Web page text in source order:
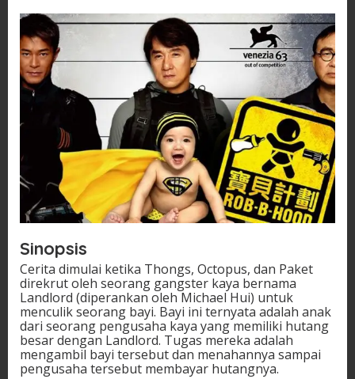
Sinopsis
Cerita dimulai ketika Thongs, Octopus, dan Paket
direkrut oleh seorang gangster kaya bernama
Landlord (diperankan oleh Michael Hui) untuk
menculik seorang bayi. Bayi ini ternyata adalah anak
dari seorang pengusaha kaya yang memiliki hutang
besar dengan Landlord. Tugas mereka adalah
mengambil bayi tersebut dan menahannya sampai
pengusaha tersebut membayar hutangnya.